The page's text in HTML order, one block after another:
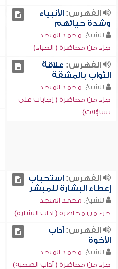
الفهرس:الأنبياء
وشدة حيائهم
للشيخ: محمد المنجد
جزء من محاضرة ( الحياء)
الفهرس: علاقة
الثواب بالمشقة
للشيخ: محمد المنجد
جزء من محاضرة ( إجابات على
تساؤلات)
الفهرس:استحباب
إعطاء البشارة للمبشر
للشيخ: محمد المنجد
جزء من محاضرة ( آداب البشارة)
الفهرس:آداب
الأخوة
للشيخ: محمد المنجد
جزء من محاضرة ( آداب الصحبة)